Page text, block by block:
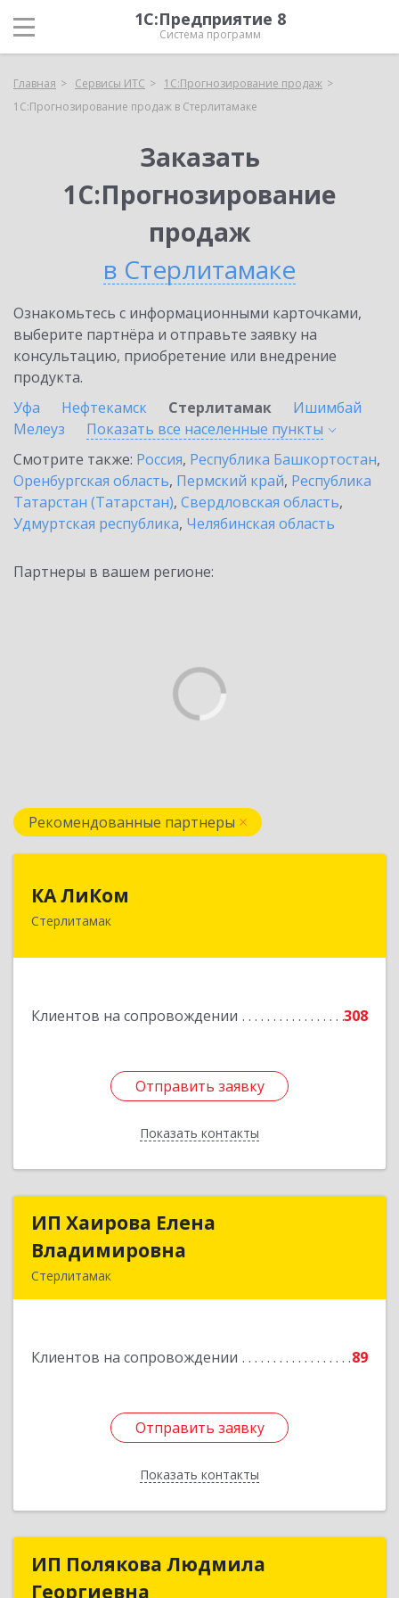
1С:Предприятие 8
Система программ
Главная Сервисы ИТС
1С:Прогнозирование продаж
1С:Прогнозирование продаж в Стерлитамаке
Заказать
1С:Прогнозирование
продаж
в Стерлитамаке
Ознакомьтесь с информационными карточками,
выберите партнёра и отправьте заявку на
консультацию, приобретение или внедрение
продукта.
Уфа
Нефтекамск Стерлитамак
Ишимбай
Мелеуз
Показать все населенные пункты
Смотрите также: Россия, Республика Башкортостан,
Оренбургская область, Пермский край, Республика
Татарстан (Татарстан), Свердловская область,
Удмуртская республика, Челябинская область
Партнеры в вашем регионе:
Рекомендованные партнеры
КА ЛиКом
Стерлитамак
Клиентов на сопровождении 308
Отправить заявку
Показать контакты
453115, Башкортостан Респ, г.о. город
Подробнее
Отправить заявку
Назад
ИП Хаирова Елена
Владимировна
Стерлитамак
Клиентов на сопровождении 89
Отправить заявку
Показать контакты
ИП Хаирова Елена
Отправить заявку
Назад
ИП Полякова Людмила
Георгиевна
ИП Полякова Людмила